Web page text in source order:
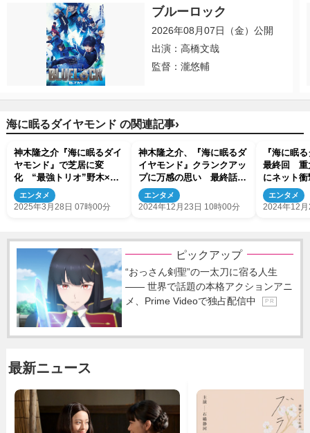
ブルーロック
2026年08月07日（金）公開
出演：高橋文哉
監督：瀧悠輔
海に眠るダイヤモンド の関連記事›
神木隆之介『海に眠るダイ
ヤモンド』で芝居に変
化 “最強トリオ”野木×塚
原×新井とのタッグは「初
めて」の連続だった
エンタメ
2025年3月28日 07時00分
神木隆之介、『海に眠るダ
イヤモンド』クランクアッ
プに万感の思い 最終話の
クライマックスは端島でも
撮影を敢行
エンタメ
2024年12月23日 10時00分
『海に眠
最終回 重
にネット
すぎて悲
肌」（ネ
エンタメ
2024年12
ピックアップ
“おっさん剣聖”の一太刀に宿る人生
―― 世界で話題の本格アクションアニ
メ、Prime Videoで独占配信中
P R
最新ニュース